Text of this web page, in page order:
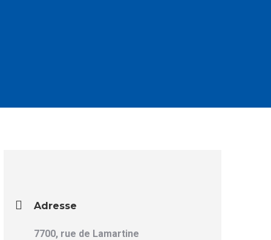
Adresse
7700, rue de Lamartine